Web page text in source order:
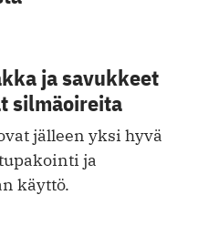
ja savukkeet
silmäoireita
jälleen yksi hyvä
ja
käyttö.